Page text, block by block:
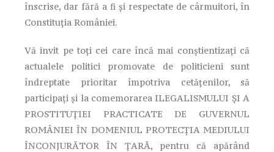
înscrise, dar fără a fi și respectate de cârmuitori, în
Constituția României.
Vă invit pe toți cei care încă mai conștientizați că
actualele politici promovate de politicieni sunt
îndreptate prioritar împotriva cetățenilor, să
participați și la comemorarea ILEGALISMULUI ȘI A
PROSTITUȚIEI PRACTICATE DE GUVERNUL
ROMÂNIEI ÎN DOMENIUL PROTECȚIA MEDIULUI
ÎNCONJURĂTOR ÎN ȚARĂ, pentru că apărând